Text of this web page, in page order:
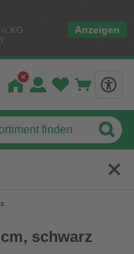
KG
Anzeigen
schwarz